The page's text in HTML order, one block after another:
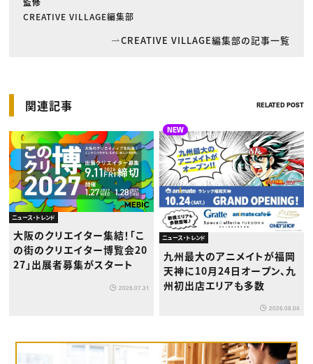
CREATIVE VILLAGE編集部
CREATIVE VILLAGE編集部の記事一覧
関連記事 RELATED POST
ニュース・トレンド
大阪のクリエイター集結！「こ
の街のクリエイター博覧会20
27」出展者募集がスタート
2026.07.31
NEW
ニュース・トレンド
九州最大のアニメイトが福岡
天神に10月24日オープン、九
州初出店エリアも多数
2026.08.04